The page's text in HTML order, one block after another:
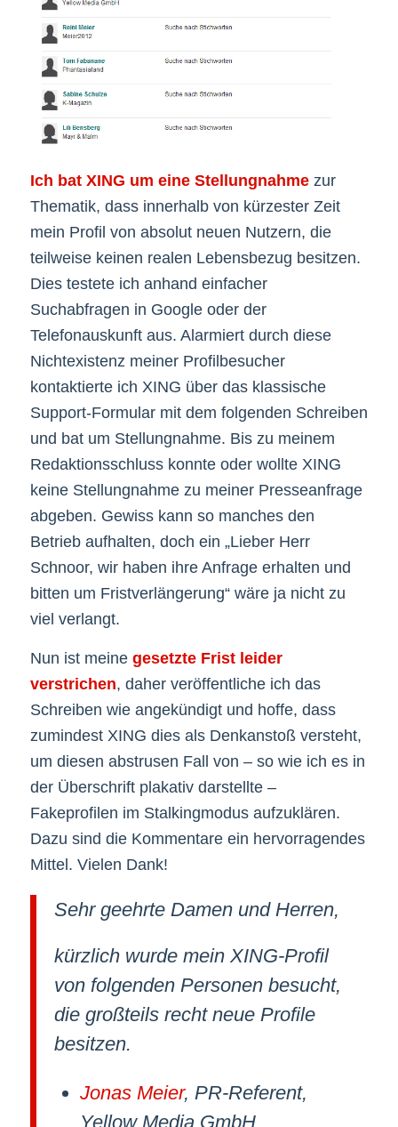
Ich bat XING um eine Stellungnahmezur
Thematik, dass innerhalb von kürzester Zeit
mein Profil von absolut neuen Nutzern, die
teilweise keinen realen Lebensbezug besitzen.
Dies testete ich anhand einfacher
Suchabfragen in Google oder der
Telefonauskunft aus. Alarmiert durch diese
Nichtexistenz meiner Profilbesucher
kontaktierte ich XING über das klassische
Support-Formular mit dem folgenden Schreiben
und bat um Stellungnahme. Bis zu meinem
Redaktionsschluss konnte oder wollte XING
keine Stellungnahme zu meiner Presseanfrage
abgeben. Gewiss kann so manches den
Betrieb aufhalten, doch ein „Lieber Herr
Schnoor, wir haben ihre Anfrage erhalten und
bitten um Fristverlängerung“ wäre ja nicht zu
viel verlangt.
Nun ist meine gesetzte Frist leider
verstrichen, daher veröffentliche ich das
Schreiben wie angekündigt und hoffe, dass
zumindest XING dies als Denkanstoß versteht,
um diesen abstrusen Fall von – so wie ich es in
der Überschrift plakativ darstellte –
Fakeprofilen im Stalkingmodus aufzuklären.
Dazu sind die Kommentare ein hervorragendes
Mittel. Vielen Dank!
Sehr geehrte Damen und Herren,
kürzlich wurde mein XING-Profil
von folgenden Personen besucht,
die großteils recht neue Profile
besitzen.
Jonas Meier, PR-Referent,
Yellow Media GmbH,